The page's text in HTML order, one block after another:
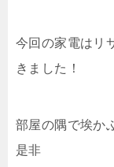
今回の家電はリ
きました！
部屋の隅で埃か
是非